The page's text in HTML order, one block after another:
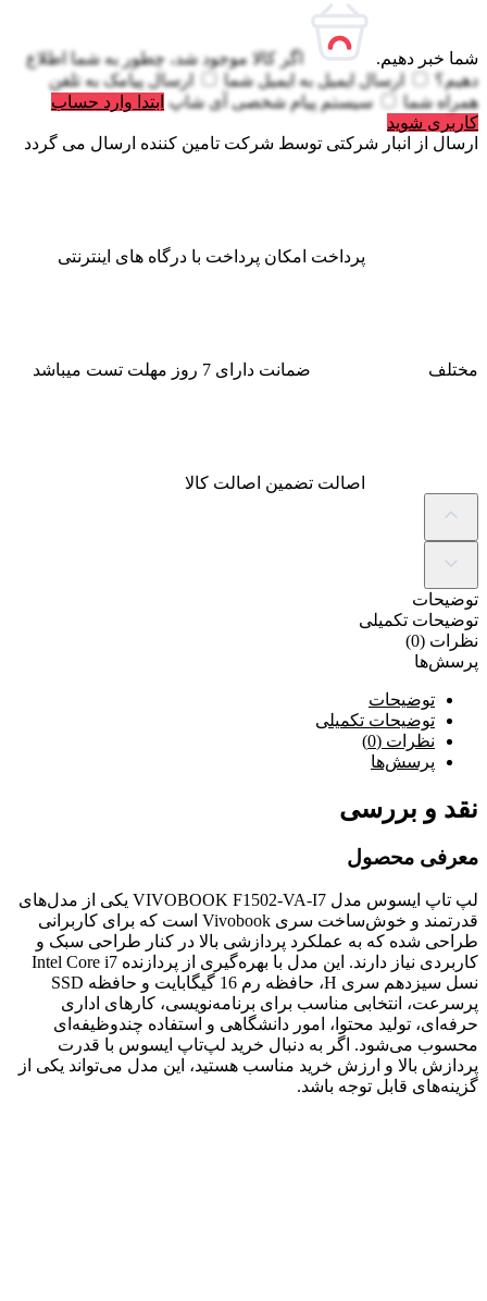
شما خبر دهیم.
اگر کالا موجود شد، چطور به شما اطلاع
دهیم؟
ارسال ایمیل به ایمیل شما ارسال پیامک به تلفن
همراه شما
سیستم پیام شخصی آی شاپ ابتدا وارد حساب
کاربری شوید
ارسال از انبار شرکتی توسط شرکت تامین کننده ارسال می گردد
پرداخت امکان پرداخت با درگاه های اینترنتی
مختلف ضمانت دارای 7 روز مهلت تست میباشد
اصالت تضمین اصالت کالا
توضیحات
توضیحات تکمیلی
نظرات (0)
پرسش‌ها
توضیحات
توضیحات تکمیلی
نظرات (0)
پرسش‌ها
نقد و بررسی
معرفی محصول
لپ تاپ ایسوس مدل VIVOBOOK F1502-VA-I7 یکی از مدل‌های
قدرتمند و خوش‌ساخت سری Vivobook است که برای کاربرانی
طراحی شده که به عملکرد پردازشی بالا در کنار طراحی سبک و
کاربردی نیاز دارند. این مدل با بهره‌گیری از پردازنده Intel Core i7
نسل سیزدهم سری H، حافظه رم 16 گیگابایت و حافظه SSD
پرسرعت، انتخابی مناسب برای برنامه‌نویسی، کارهای اداری
حرفه‌ای، تولید محتوا، امور دانشگاهی و استفاده چندوظیفه‌ای
محسوب می‌شود. اگر به دنبال خرید لپ‌تاپ ایسوس با قدرت
پردازش بالا و ارزش خرید مناسب هستید، این مدل می‌تواند یکی از
گزینه‌های قابل توجه باشد.